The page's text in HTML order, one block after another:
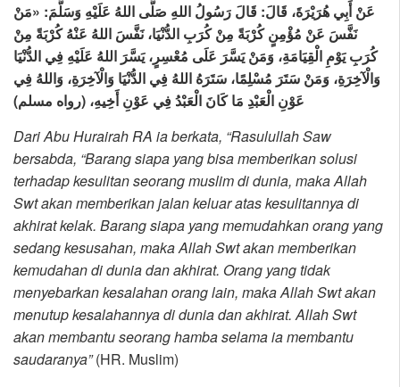
عَنْ أَبِي هُرَيْرَةَ، قَالَ: قَالَ رَسُولُ اللهِ صَلَّى اللهُ عَلَيْهِ وَسَلَّمَ: «مَنْ
نَفَّسَ عَنْ مُؤْمِنٍ كُرْبَةً مِنْ كُرَبِ الدُّنْيَا، نَفَّسَ اللهُ عَنْهُ كُرْبَةً مِنْ
كُرَبِ يَوْمِ الْقِيَامَةِ، وَمَنْ يَسَّرَ عَلَى مُعْسِرٍ، يَسَّرَ اللهُ عَلَيْهِ فِي الدُّنْيَا
وَالْآخِرَةِ، وَمَنْ سَتَرَ مُسْلِمًا، سَتَرَهُ اللهُ فِي الدُّنْيَا وَالْآخِرَةِ، وَاللهُ فِي
عَوْنِ الْعَبْدِ مَا كَانَ الْعَبْدُ فِي عَوْنِ أَخِيهِ، (رواه مسلم)
Dari Abu Hurairah RA ia berkata, “Rasulullah Saw
bersabda, “Barang siapa yang bisa memberikan solusi
terhadap kesulitan seorang muslim di dunia, maka Allah
Swt akan memberikan jalan keluar atas kesulitannya di
akhirat kelak. Barang siapa yang memudahkan orang yang
sedang kesusahan, maka Allah Swt akan memberikan
kemudahan di dunia dan akhirat. Orang yang tidak
menyebarkan kesalahan orang lain, maka Allah Swt akan
menutup kesalahannya di dunia dan akhirat. Allah Swt
akan membantu seorang hamba selama ia membantu
saudaranya”(HR. Muslim)